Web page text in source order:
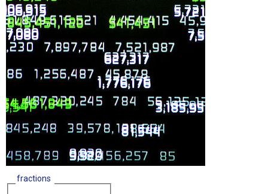
fractions